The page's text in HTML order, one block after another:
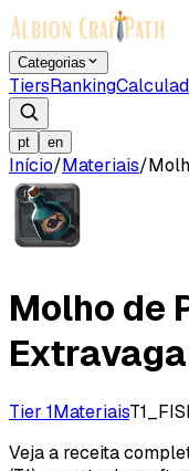
Categorias
TiersRanking
pt en
Início/Materiais/
Molho de
Tier 1Materiais
Veja a receita